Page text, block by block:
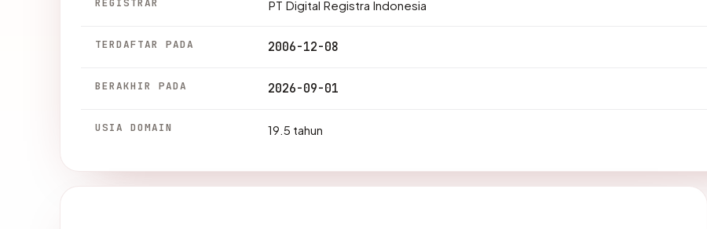
PT Digital Registra Indonesia
TERDAFTAR PADA 2006-12-08
BERAKHIR PADA 2026-09-01
USIA DOMAIN 19.5 tahun